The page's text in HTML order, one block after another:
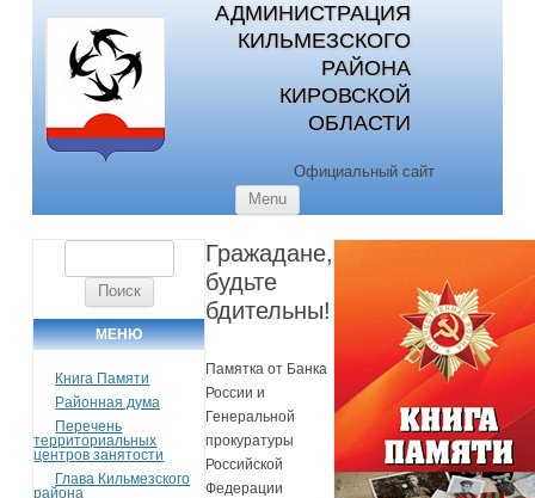
АДМИНИСТРАЦИЯ
КИЛЬМЕЗСКОГО
РАЙОНА
КИРОВСКОЙ
ОБЛАСТИ
Официальный сайт
Menu
МЕНЮ
Книга Памяти
Районная дума
Перечень
территориальных
центров занятости
Глава Кильмезского
района
Гражадане,
будьте
бдительны!
Памятка от Банка
России и
Генеральной
прокуратуры
Российской
Федерации